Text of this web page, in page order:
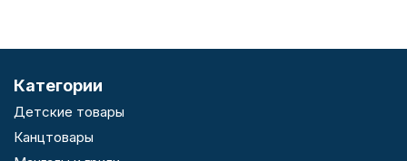
Категории
Детские товары
Канцтовары